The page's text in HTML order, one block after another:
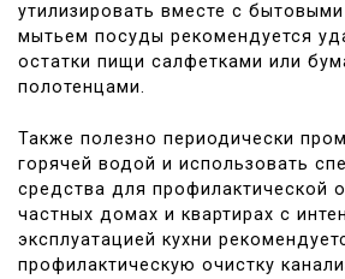
утилизировать вместе с
мытьем посуды рекомендуется
остатки пищи салфетками или
полотенцами.
Также полезно периодически
горячей водой и использовать
средства для профилактической
частных домах и квартирах с
эксплуатацией кухни
профилактическую очистку